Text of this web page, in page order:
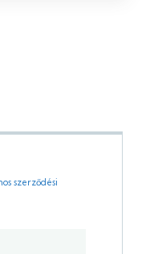
szerződési